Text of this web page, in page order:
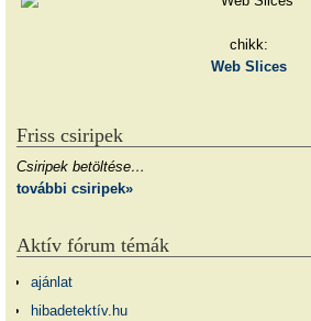
chikk:
Web Slices
Friss csiripek
Csiripek betöltése…
további csiripek»
Aktív fórum témák
ajánlat
hibadetektív.hu